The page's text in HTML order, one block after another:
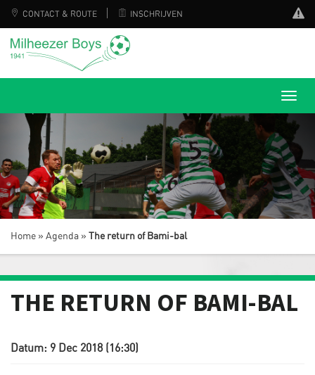
CONTACT & ROUTE INSCHRIJVEN
Home » Agenda » The return of Bami-bal
THE RETURN OF BAMI-BAL
Datum: 9 Dec 2018 (16:30)